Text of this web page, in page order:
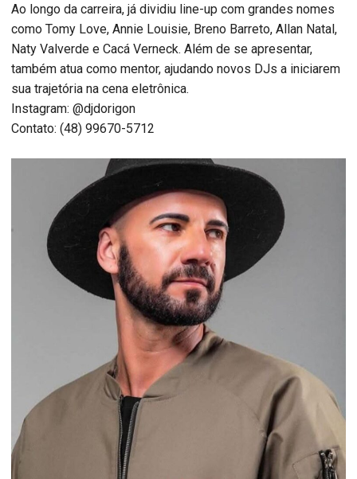
Ao longo da carreira, já dividiu line-up com grandes nomes
como Tomy Love, Annie Louisie, Breno Barreto, Allan Natal,
Naty Valverde e Cacá Verneck. Além de se apresentar,
também atua como mentor, ajudando novos DJs a iniciarem
sua trajetória na cena eletrônica.
Instagram: @djdorigon
Contato: (48) 99670-5712